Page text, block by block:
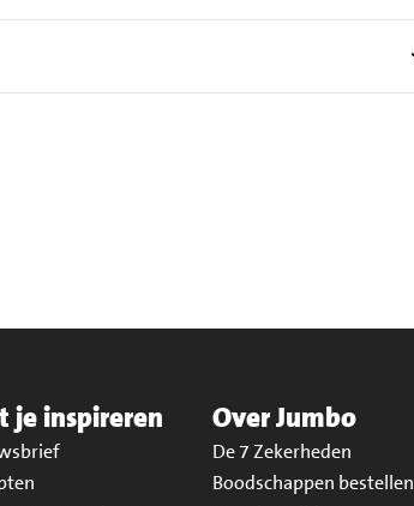
je inspireren Over Jumbo
De 7 Zekerheden
Boodschappen bestellen